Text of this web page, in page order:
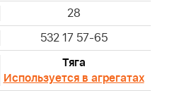
28
532 17 57-65
Тяга
Используется в агрегатах